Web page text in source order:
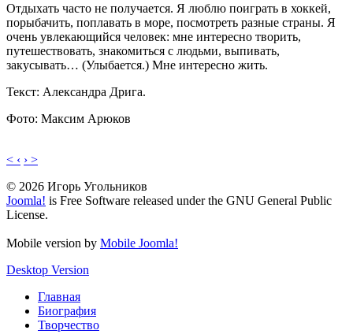
Отдыхать часто не получается. Я люблю поиграть в хоккей,
порыбачить, поплавать в море, посмотреть разные страны. Я
очень увлекающийся человек: мне интересно творить,
путешествовать, знакомиться с людьми, выпивать,
закусывать… (Улыбается.) Мне интересно жить.
Текст: Александра Дрига.
Фото: Максим Арюков
< ‹ › >
© 2026 Игорь Угольников
Joomla! is Free Software released under the GNU General Public
License.
Mobile version by Mobile Joomla!
Desktop Version
Главная
Биография
Творчество